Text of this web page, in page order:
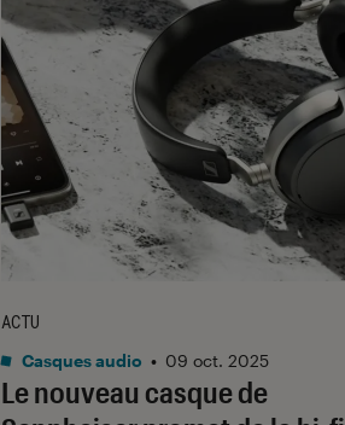
Le nouveau casque de
ACTU
Casques audio • 09 oct. 2025